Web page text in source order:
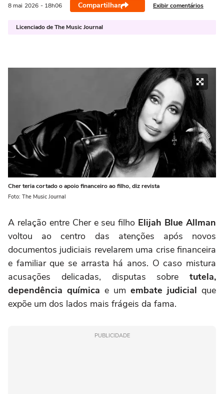
8 mai 2026 - 18h06 Compartilhar Exibir comentários
Licenciado de The Music Journal
Cher teria cortado o apoio financeiro ao filho, diz revista
Foto: The Music Journal
A relação entre Cher e seu filho Elijah Blue Allman
voltou ao centro das atenções após novos
documentos judiciais revelarem uma crise financeira
e familiar que se arrasta há anos. O caso mistura
acusações delicadas, disputas sobre tutela,
dependência química e um embate judicial que
expõe um dos lados mais frágeis da fama.
PUBLICIDADE